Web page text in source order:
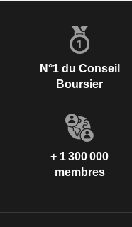
N°1 du Conseil
Boursier
+ 1 300 000
membres